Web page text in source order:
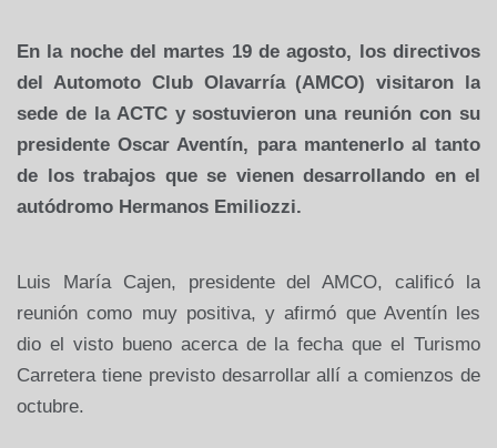
En la noche del martes 19 de agosto, los directivos
del Automoto Club Olavarría (AMCO) visitaron la
sede de la ACTC y sostuvieron una reunión con su
presidente Oscar Aventín, para mantenerlo al tanto
de los trabajos que se vienen desarrollando en el
autódromo Hermanos Emiliozzi.
Luis María Cajen, presidente del AMCO, calificó la
reunión como muy positiva, y afirmó que Aventín les
dio el visto bueno acerca de la fecha que el Turismo
Carretera tiene previsto desarrollar allí a comienzos de
octubre.